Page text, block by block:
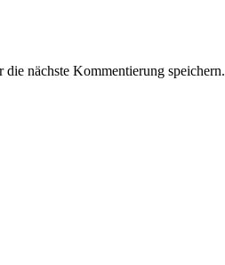
nächste Kommentierung speichern.